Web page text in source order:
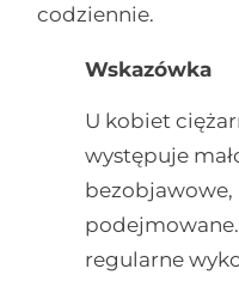
codziennie.
Wskazówka
U kobiet
występuje
bezobjawowe,
regularne